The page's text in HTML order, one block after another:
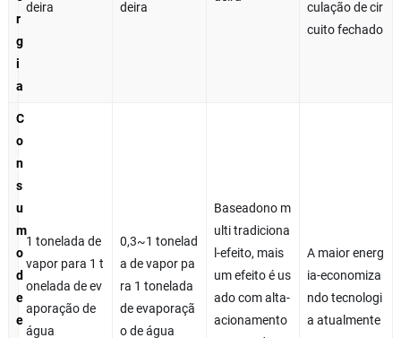
r
g
i
a
deira deira
culação de cir
cuito fechado
C
o
n
s
u
m
o
d
e
e
1 tonelada de
vapor para 1 t
onelada de ev
aporação de
água
0,3~1 tonelad
a de vapor pa
ra 1 tonelada
de evaporaçã
o de água
Baseadono m
ulti tradiciona
l-efeito, mais
um efeito é us
ado com alta-
acionamento
A maior energ
ia-economiza
ndo tecnologi
a atualmente